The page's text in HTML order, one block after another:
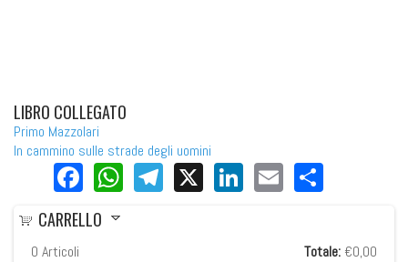
LIBRO COLLEGATO
Primo Mazzolari
In cammino sulle strade degli uomini
Facebook
WhatsApp
Telegram
X LinkedIn
Email
CARRELLO
0 Articoli Totale: €0,00